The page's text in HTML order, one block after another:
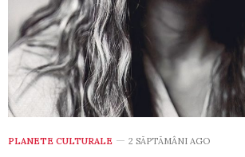
PLANETE CULTURALE 2 SĂPTĂMÂNI AGO